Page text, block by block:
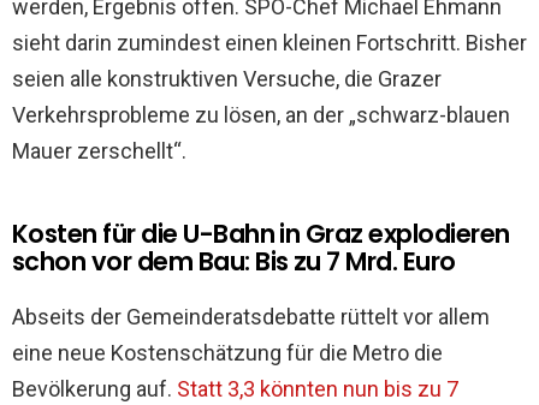
werden, Ergebnis offen. SPÖ-Chef Michael Ehmann
sieht darin zumindest einen kleinen Fortschritt. Bisher
seien alle konstruktiven Versuche, die Grazer
Verkehrsprobleme zu lösen, an der „schwarz-blauen
Mauer zerschellt“.
Kosten für die U-Bahn in Graz explodieren
schon vor dem Bau: Bis zu 7 Mrd. Euro
Abseits der Gemeinderatsdebatte rüttelt vor allem
eine neue Kostenschätzung für die Metro die
Bevölkerung auf. Statt 3,3 könnten nun bis zu 7